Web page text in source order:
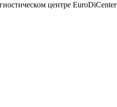
центре EuroDiCenter